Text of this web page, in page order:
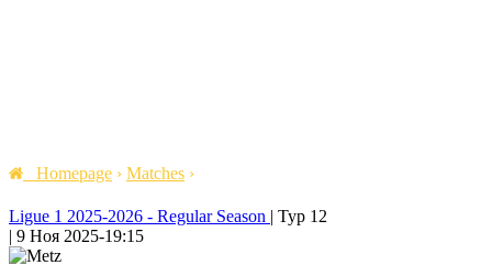
Homepage › Matches ›
Ligue 1 2025-2026 - Regular Season | Тур 12
| 9 Ноя 2025-19:15